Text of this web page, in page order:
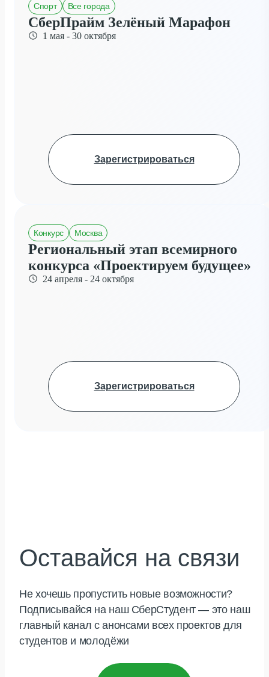
Спорт Все города
СберПрайм Зелёный Марафон
1 мая - 30 октября
Зарегистрироваться
Конкурс Москва
Региональный этап всемирного
конкурса «Проектируем будущее»
24 апреля - 24 октября
Зарегистрироваться
Оставайся на связи
Не хочешь пропустить новые возможности?
Подписывайся на наш СберСтудент — это наш
главный канал с анонсами всех проектов для
студентов и молодёжи